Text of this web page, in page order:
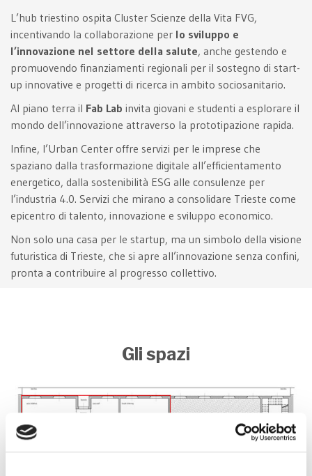
L’hub triestino ospita Cluster Scienze della Vita FVG,
incentivando la collaborazione per lo sviluppo e
l’innovazione nel settore della salute, anche gestendo e
promuovendo finanziamenti regionali per il sostegno di start-
up innovative e progetti di ricerca in ambito sociosanitario.
Al piano terra il Fab Lab invita giovani e studenti a esplorare il
mondo dell’innovazione attraverso la prototipazione rapida.
Infine, l’Urban Center offre servizi per le imprese che
spaziano dalla trasformazione digitale all’efficientamento
energetico, dalla sostenibilità ESG alle consulenze per
l’industria 4.0. Servizi che mirano a consolidare Trieste come
epicentro di talento, innovazione e sviluppo economico.
Non solo una casa per le startup, ma un simbolo della visione
futuristica di Trieste, che si apre all’innovazione senza confini,
pronta a contribuire al progresso collettivo.
Gli spazi